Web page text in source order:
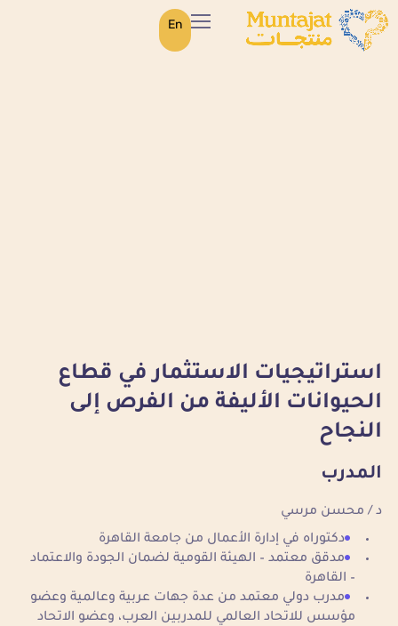
En
استراتيجيات الاستثمار في قطاع
الحيوانات الأليفة من الفرص إلى
النجاح
المدرب
د / محسن مرسي
دكتوراه في إدارة الأعمال من جامعة القاهرة
مدقق معتمد – الهيئة القومية لضمان الجودة والاعتماد
– القاهرة
مدرب دولي معتمد من عدة جهات عربية وعالمية وعضو
مؤسس للاتحاد العالمي للمدربين العرب، وعضو الاتحاد